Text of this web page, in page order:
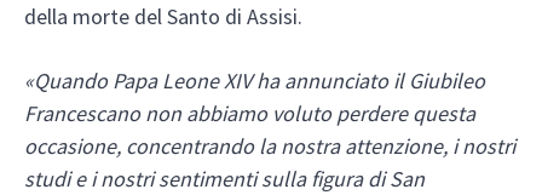
della morte del Santo di Assisi.
«Quando Papa Leone XIV ha annunciato il Giubileo
Francescano non abbiamo voluto perdere questa
occasione, concentrando la nostra attenzione, i nostri
studi e i nostri sentimenti sulla figura di San